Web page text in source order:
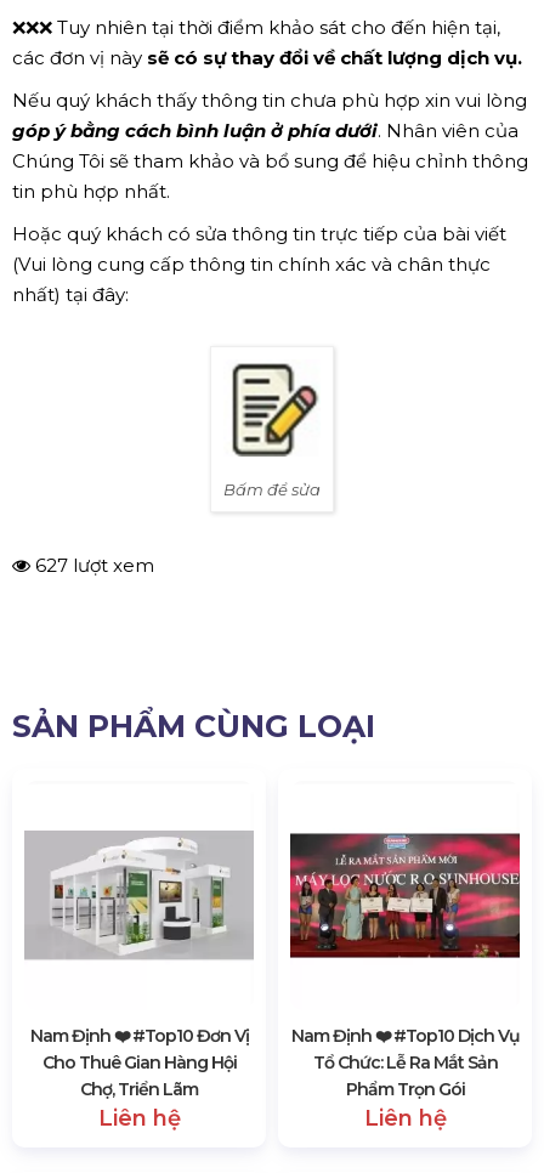
❌❌❌ Tuy nhiên tại thời điểm khảo sát cho đến hiện tại,
các đơn vị này sẽ có sự thay đổi về chất lượng dịch vụ.
Nếu quý khách thấy thông tin chưa phù hợp xin vui lòng
góp ý bằng cách bình luận ở phía dưới. Nhân viên của
Chúng Tôi sẽ tham khảo và bổ sung để hiệu chỉnh thông
tin phù hợp nhất.
Hoặc quý khách có sửa thông tin trực tiếp của bài viết
(Vui lòng cung cấp thông tin chính xác và chân thực
nhất) tại đây:
Bấm để sửa
627 lượt xem
SẢN PHẨM CÙNG LOẠI
Nam Định ❤️️ #top10 Đơn Vị
Cho Thuê Gian Hàng Hội
Chợ, Triển Lãm
Liên hệ
Nam Định ❤️️ #top10 Dịch Vụ
Tổ Chức: Lễ Ra Mắt Sản
Phẩm Trọn Gói
Liên hệ